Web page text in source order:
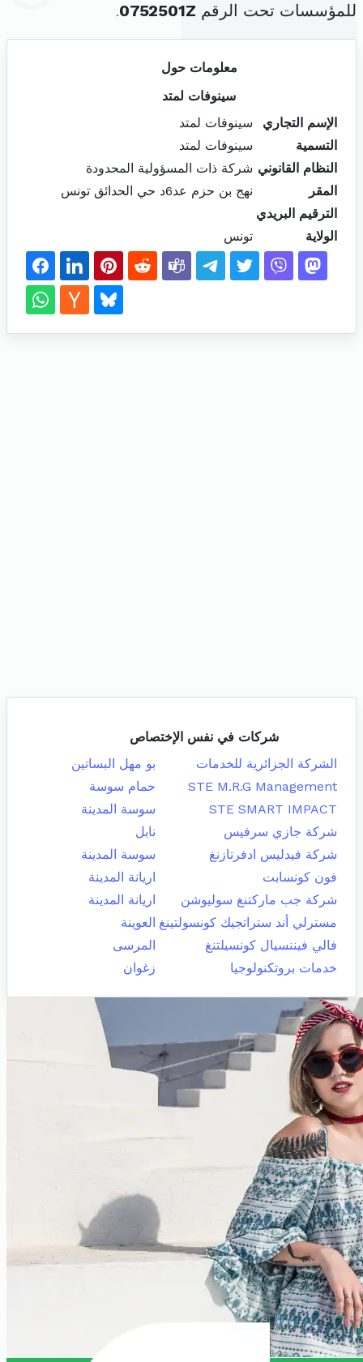
للمؤسسات تحت الرقم 0752501Z
.
معلومات حول
سينوفات لمتد
الإسم التجاري
سينوفات لمتد
التسمية
سينوفات لمتد
النظام القانوني شركة ذات المسؤولية المحدودة
المقر
نهج بن حزم عد6د حي الحدائق تونس
الترقيم البريدي
الولاية
تونس
شركات في نفس الإختصاص
الشركة الجزائرية للخدمات
بو مهل البساتين
STE M.R.G Management
حمام سوسة
STE SMART IMPACT
سوسة المدينة
شركة جازي سرفيس
نابل
شركة فيدليس ادفرتازنغ
سوسة المدينة
فون كونسابت
اريانة المدينة
شركة جب ماركتنغ سوليوشن
اريانة المدينة
مسترلي أند ستراتجيك كونسولتينغ العوينة
فالي فيننسيال كونسيلتنغ
المرسى
خدمات بروتكنولوجيا
زغوان